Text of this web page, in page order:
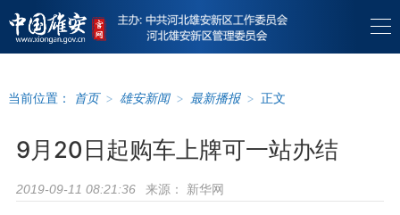
当前位置： 首页 > 雄安新闻 > 最新播报 > 正文
9月20日起购车上牌可一站办结
2019-09-11 08:21:36 来源： 新华网